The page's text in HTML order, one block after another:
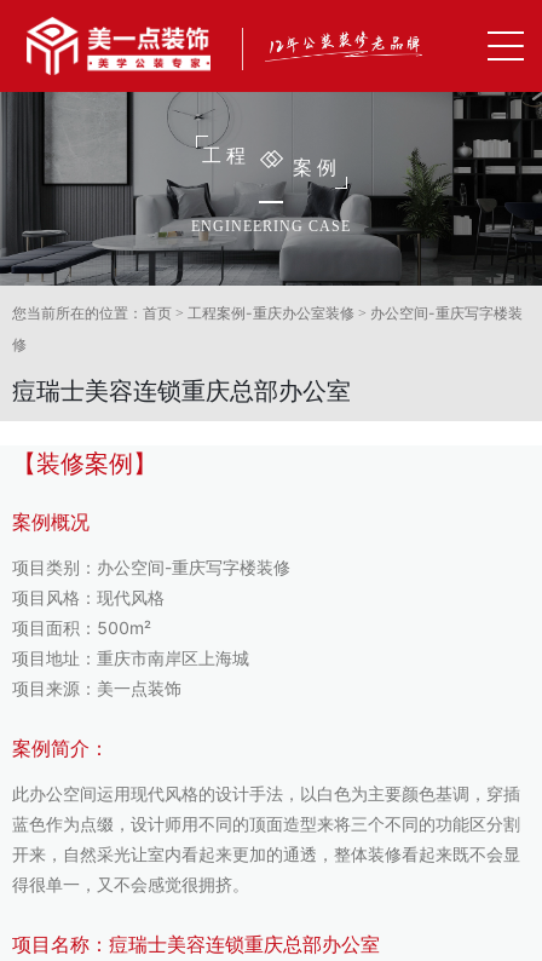
工程
案例
ENGINEERING CASE
痘瑞士美容连锁重庆总部办公室
您当前所在的位置： 首页 > 工程案例-重庆办公室装修 > 办公空间-重庆写字楼装
修
【装修案例】
案例概况
项目类别：办公空间-重庆写字楼装修
项目风格：现代风格
项目面积：500m²
项目地址：重庆市南岸区上海城
项目来源：美一点装饰
案例简介：
此办公空间运用现代风格的设计手法，以白色为主要颜色基调，穿插
蓝色作为点缀，设计师用不同的顶面造型来将三个不同的功能区分割
开来，自然采光让室内看起来更加的通透，整体装修看起来既不会显
得很单一，又不会感觉很拥挤。
项目名称：痘瑞士美容连锁重庆总部办公室